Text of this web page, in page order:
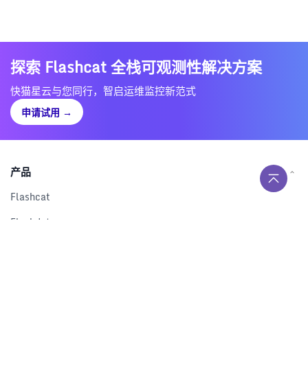
探索 Flashcat 全栈可观测性解决方案
快猫星云与您同行，智启运维监控新范式
申请试用 →
产品
Flashcat
Flashduty